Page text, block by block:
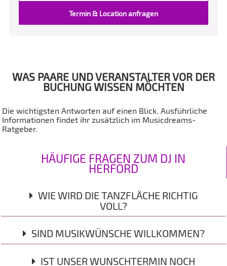
Termin & Location anfragen
WAS PAARE UND VERANSTALTER VOR DER
BUCHUNG WISSEN MÖCHTEN
Die wichtigsten Antworten auf einen Blick. Ausführliche
Informationen findet ihr zusätzlich im Musicdreams-
Ratgeber.
HÄUFIGE FRAGEN ZUM DJ IN
HERFORD
WIE WIRD DIE TANZFLÄCHE RICHTIG
VOLL?
Eine volle Tanzfläche entsteht nicht durch eine feste
Playlist, sondern durch das richtige Timing und das Gespür
dafür, welche Musik im jeweiligen Moment zu euren Gästen
passt. Deshalb reagiere ich während der Feier flexibel auf
SIND MUSIKWÜNSCHE WILLKOMMEN?
Ja, selbstverständlich. Bereits vor der Hochzeit besprechen
IST UNSER WUNSCHTERMIN NOCH